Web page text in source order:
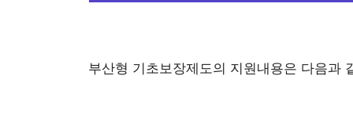
부산형 기초보장제도의 지원내용은 다음과